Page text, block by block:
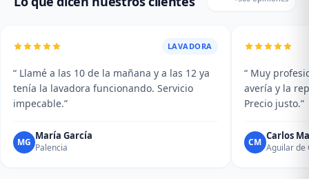
LAVADORA
“ Llamé a las 10 de la mañana y a las 12 ya
tenía la lavadora funcionando. Servicio
impecable.”
MG
María García
Palencia
“ Muy
avería y la
Precio justo.”
CM
Carlos
Aguilar de